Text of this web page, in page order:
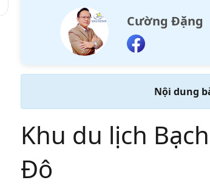
Cường Đặng
Nội dung
Khu du lịch
Đô